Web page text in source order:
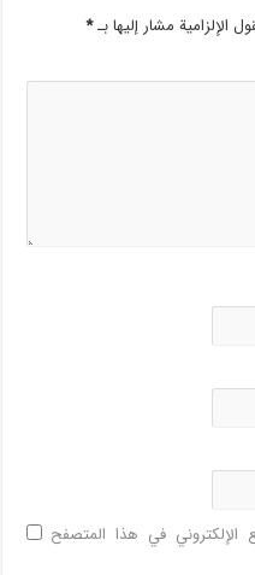
الإلزامية مشار إليها بـ*
الإلكتروني في هذا المتصفح